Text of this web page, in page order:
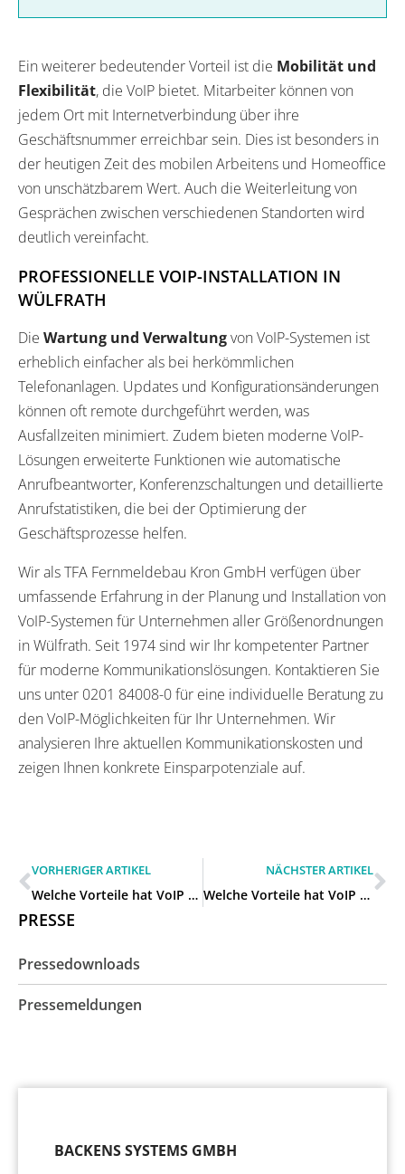
Ein weiterer bedeutender Vorteil ist die Mobilität und
Flexibilität, die VoIP bietet. Mitarbeiter können von
jedem Ort mit Internetverbindung über ihre
Geschäftsnummer erreichbar sein. Dies ist besonders in
der heutigen Zeit des mobilen Arbeitens und Homeoffice
von unschätzbarem Wert. Auch die Weiterleitung von
Gesprächen zwischen verschiedenen Standorten wird
deutlich vereinfacht.
PROFESSIONELLE VOIP-INSTALLATION IN
WÜLFRATH
Die Wartung und Verwaltungvon VoIP-Systemen ist
erheblich einfacher als bei herkömmlichen
Telefonanlagen. Updates und Konfigurationsänderungen
können oft remote durchgeführt werden, was
Ausfallzeiten minimiert. Zudem bieten moderne VoIP-
Lösungen erweiterte Funktionen wie automatische
Anrufbeantworter, Konferenzschaltungen und detaillierte
Anrufstatistiken, die bei der Optimierung der
Geschäftsprozesse helfen.
Wir als TFA Fernmeldebau Kron GmbH verfügen über
umfassende Erfahrung in der Planung und Installation von
VoIP-Systemen für Unternehmen aller Größenordnungen
in Wülfrath. Seit 1974 sind wir Ihr kompetenter Partner
für moderne Kommunikationslösungen. Kontaktieren Sie
uns unter 0201 84008-0 für eine individuelle Beratung zu
den VoIP-Möglichkeiten für Ihr Unternehmen. Wir
analysieren Ihre aktuellen Kommunikationskosten und
zeigen Ihnen konkrete Einsparpotenziale auf.
VORHERIGER ARTIKEL
Welche Vorteile hat VoIP für unser Unternehmen in Mettmann?
NÄCHSTER ARTIKEL
Welche Vorteile hat VoIP für unser Unternehmen in Erkrath?
PRESSE
Pressedownloads
Pressemeldungen
BACKENS SYSTEMS GMBH